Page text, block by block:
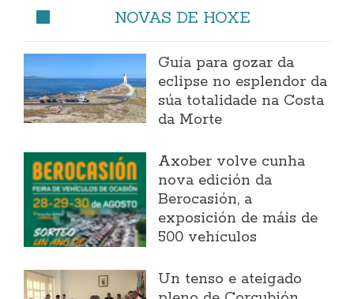
NOVAS DE HOXE
Guía para gozar da
eclipse no esplendor da
súa totalidade na Costa
da Morte
Axober volve cunha
nova edición da
Berocasión, a
exposición de máis de
500 vehículos
Un tenso e ateigado